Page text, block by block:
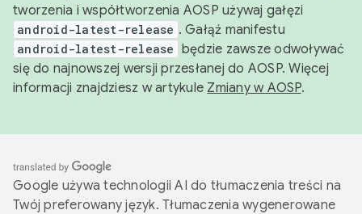
tworzenia i współtworzenia AOSP używaj gałęzi
android-latest-release . Gałąź manifestu
android-latest-release będzie zawsze odwoływać
się do najnowszej wersji przesłanej do AOSP. Więcej
informacji znajdziesz w artykule Zmiany w AOSP.
Google używa technologii AI do tłumaczenia treści na
Twój preferowany język. Tłumaczenia wygenerowane